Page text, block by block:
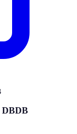
DBDB